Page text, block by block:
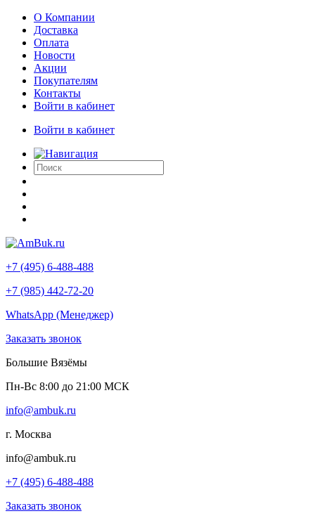
О Компании
Доставка
Оплата
Новости
Акции
Покупателям
Контакты
Войти в кабинет
Войти в кабинет
+7 (495) 6-488-488
+7 (985) 442-72-20
WhatsApp (Менеджер)
Заказать звонок
Большие Вязёмы
Пн-Вс 8:00 до 21:00 МСК
info@ambuk.ru
г. Москва
info@ambuk.ru
+7 (495) 6-488-488
Заказать звонок